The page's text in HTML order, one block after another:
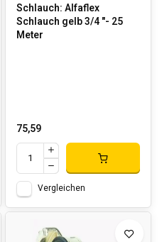
Schlauch: Alfaflex
Schlauch gelb 3/4 "- 25
Meter
75,59
Vergleichen